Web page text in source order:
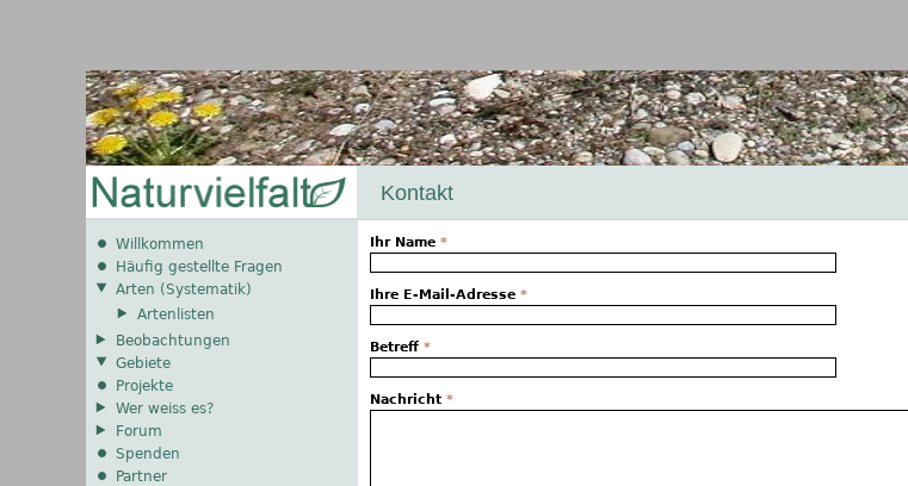
Kontakt
Ihr Name *
Ihre E-Mail-Adresse *
Betreff *
Nachricht *
Willkommen
Häufig gestellte Fragen
Arten (Systematik)
Artenlisten
Beobachtungen
Gebiete
Projekte
Wer weiss es?
Forum
Spenden
Partner